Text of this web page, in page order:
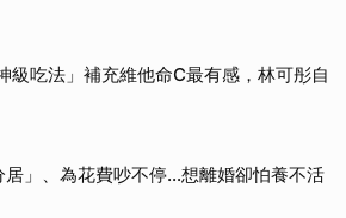
級吃法」補充維他命C最有感，林可彤自
」、為花費吵不停…想離婚卻怕養不活